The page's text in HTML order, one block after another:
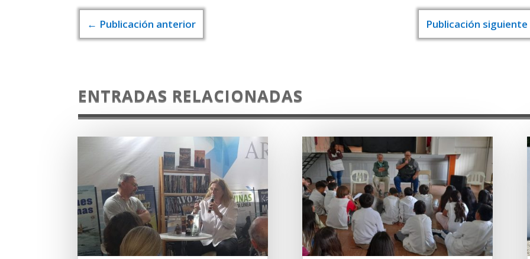
← Publicación anterior Publicación siguiente
ENTRADAS RELACIONADAS